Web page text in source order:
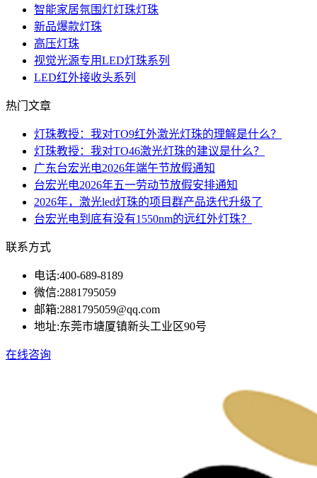
智能家居氛围灯灯珠灯珠
新品爆款灯珠
高压灯珠
视觉光源专用LED灯珠系列
LED红外接收头系列
热门文章
灯珠教授：我对TO9红外激光灯珠的理解是什么？
灯珠教授：我对TO46激光灯珠的建议是什么？
广东台宏光电2026年端午节放假通知
台宏光电2026年五一劳动节放假安排通知
2026年，激光led灯珠的项目群产品迭代升级了
台宏光电到底有没有1550nm的远红外灯珠？
联系方式
电话:400-689-8189
微信:2881795059
邮箱:2881795059@qq.com
地址:东莞市塘厦镇新头工业区90号
在线咨询